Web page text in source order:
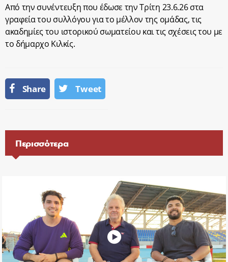
Από την συνέντευξη που έδωσε την Τρίτη 23.6.26 στα
γραφεία του συλλόγου για το μέλλον της ομάδας, τις
ακαδημίες του ιστορικού σωματείου και τις σχέσεις του με
το δήμαρχο Κιλκίς.
Share Tweet
Περισσότερα